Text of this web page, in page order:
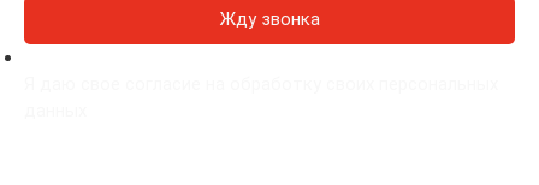
Жду звонка